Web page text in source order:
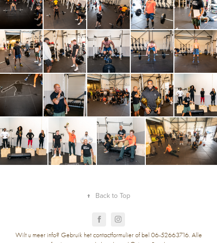
↑ Back to Top
Wilt u meer info? Gebruik het contactformulier of bel 06-52663716. Alle